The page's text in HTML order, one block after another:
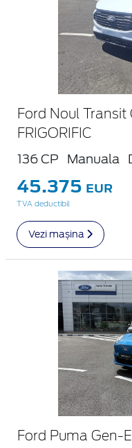
Ford Noul Transit
FRIGORIFIC
136 CP Manuala
45.375 EUR
TVA deductibil
Vezi mașina
Ford Puma Gen-